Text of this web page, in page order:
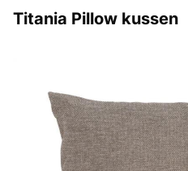
Titania Pillow kussen